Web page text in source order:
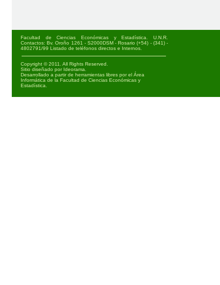
Facultad de Ciencias Económicas y Estadística. U.N.R.
Contactos: Bv. Oroño 1261 - S2000DSM - Rosario (+54) - (341) -
4802791/99 Listado de teléfonos directos e Internos
Copyright © 2011. All Rights Reserved.
Sitio diseñado por Ideorama
Desarrollado a partir de herramientas libres por el Área
Informática de la Facultad de Ciencias Económicas y
Estadística.